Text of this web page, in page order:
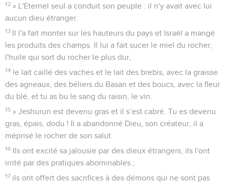
12 » L'Eternel seul a conduit son peuple : il n'y avait avec lui
aucun dieu étranger.
13 Il l'a fait monter sur les hauteurs du pays et Israël a mangé
les produits des champs. Il lui a fait sucer le miel du rocher,
l'huile qui sort du rocher le plus dur,
14 le lait caillé des vaches et le lait des brebis, avec la graisse
des agneaux, des béliers du Basan et des boucs, avec la fleur
du blé, et tu as bu le sang du raisin, le vin.
15 » Jeshurun est devenu gras et il s’est cabré. Tu es devenu
gras, épais, dodu ! Il a abandonné Dieu, son créateur, il a
méprisé le rocher de son salut.
16 Ils ont excité sa jalousie par des dieux étrangers, ils l'ont
irrité par des pratiques abominables ;
17 ils ont offert des sacrifices à des démons qui ne sont pas